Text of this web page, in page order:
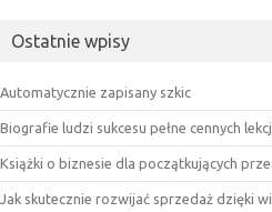
Ostatnie wpisy
Automatycznie zapisany szkic
Biografie ludzi sukcesu pełne cennych
Książki o biznesie dla początkujących
Jak skutecznie rozwijać sprzedaż dzięki